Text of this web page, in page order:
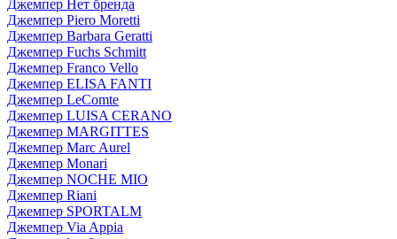
Джемпер Нет бренда
Джемпер Piero Moretti
Джемпер Barbara Geratti
Джемпер Fuchs Schmitt
Джемпер Franco Vello
Джемпер ELISA FANTI
Джемпер LeComte
Джемпер LUISA CERANO
Джемпер MARGITTES
Джемпер Marc Aurel
Джемпер Monari
Джемпер NOCHE MIO
Джемпер Riani
Джемпер SPORTALM
Джемпер Via Appia